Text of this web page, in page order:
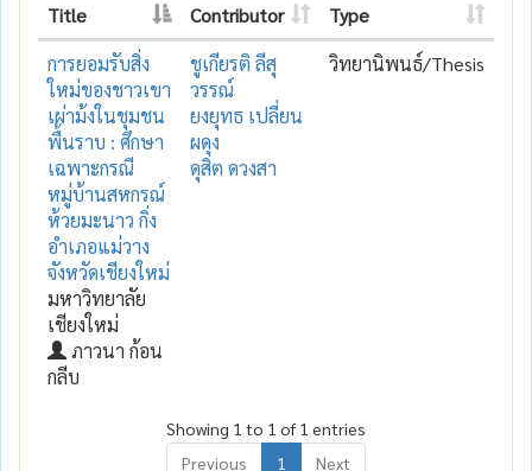
Title Contributor
Type
การยอมรับสิ่ง
ใหม่ของชาวเขา
เผ่าม้งในชุมชน
พื้นราบ : ศึกษา
เฉพาะกรณี
หมู่บ้านสหกรณ์
ห้วยมะนาว กิ่ง
อำเภอแม่วาง
จังหวัดเชียงใหม่
มหาวิทยาลัย
เชียงใหม่
ภาวนา ก้อน
กลีบ
ชูเกียรติ ลีสุ
วรรณ์
ยงยุทธ เปลี่ยน
ผดุง
ดุสิต ดวงสา
วิทยานิพนธ์/Thesis
Showing 1 to 1 of 1 entries
Previous
1 Next